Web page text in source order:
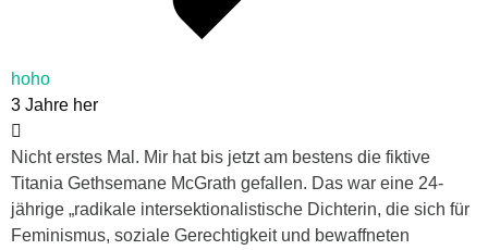
hoho
3 Jahre her
Nicht erstes Mal. Mir hat bis jetzt am bestens die fiktive
Titania Gethsemane McGrath gefallen. Das war eine 24-
jährige „radikale intersektionalistische Dichterin, die sich für
Feminismus, soziale Gerechtigkeit und bewaffneten